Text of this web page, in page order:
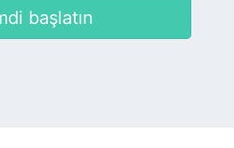
ilişkisinden çok arkadaşlık
başlatın